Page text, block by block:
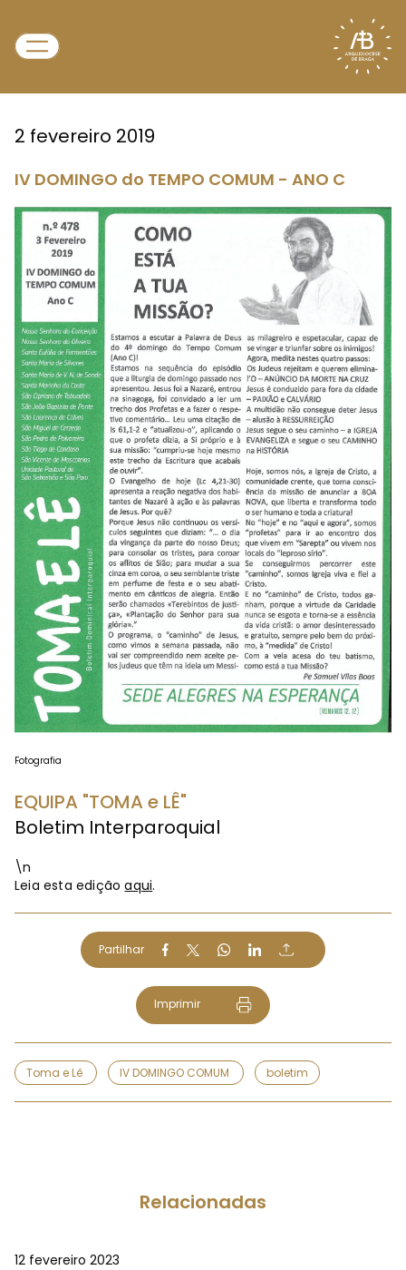
2 fevereiro 2019
IV DOMINGO do TEMPO COMUM - ANO C
Fotografia
EQUIPA "TOMA e LÊ"
Boletim Interparoquial
\n
Leia esta ediçãoaqui.
Partilhar
Imprimir
Toma e Lê IV DOMINGO COMUM boletim
Relacionadas
12 fevereiro 2023